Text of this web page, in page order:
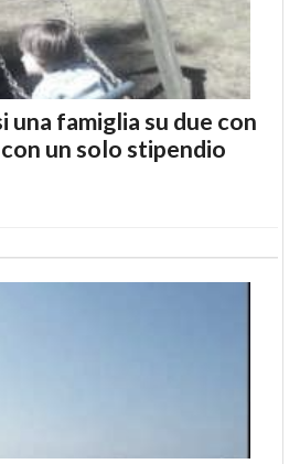
una famiglia su due con
un solo stipendio